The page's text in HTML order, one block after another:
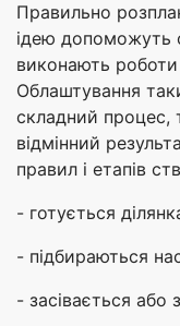
Правильно
ідею допоможуть
виконають
Облаштування
складний процес,
відмінний
правил і етапів
- готується
- підбираються
- засівається або